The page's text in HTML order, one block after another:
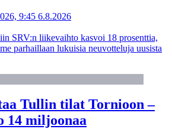
9:45 6.8.2026
SRV:n liikevaihto kasvoi 18 prosenttia,
parhaillaan lukuisia neuvotteluja uusista
Tullin tilat Tornioon –
14 miljoonaa